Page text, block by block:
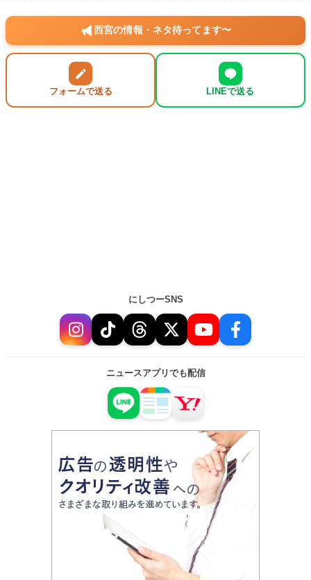
西宮の情報・ネタ待ってます〜
フォームで送る LINEで送る
にしつーSNS
ニュースアプリでも配信